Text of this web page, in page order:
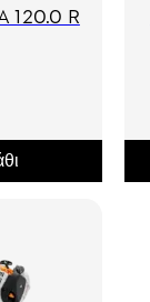
120.0 R